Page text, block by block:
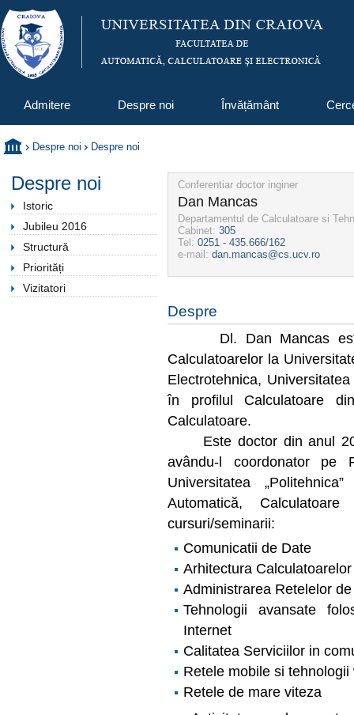
Admitere Despre noi Învățământ
Despre noi Despre noi
Despre noi
Istoric
Jubileu 2016
Structură
Priorități
Vizitatori
Conferentiar doctor inginer
Dan Mancas
Departamentul de Calculatoare si
Cabinet: 305
Tel: 0251 - 435.666/162
e-mail: dan.mancas@cs.ucv.ro
Despre
Dl. Dan Mancas este
Calculatoarelor la
Electrotehnica,
în profilul Calculatoare
Calculatoare.
Este doctor din anul
avându-l coordonator
Universitatea
Automatică,
cursuri/seminarii:
Comunicatii de Date
Arhitectura Calculatoarelor
Administrarea Retelelor
Tehnologii avansate
Internet
Calitatea Serviciilor in
Retele mobile si tehnologii
Retele de mare viteza